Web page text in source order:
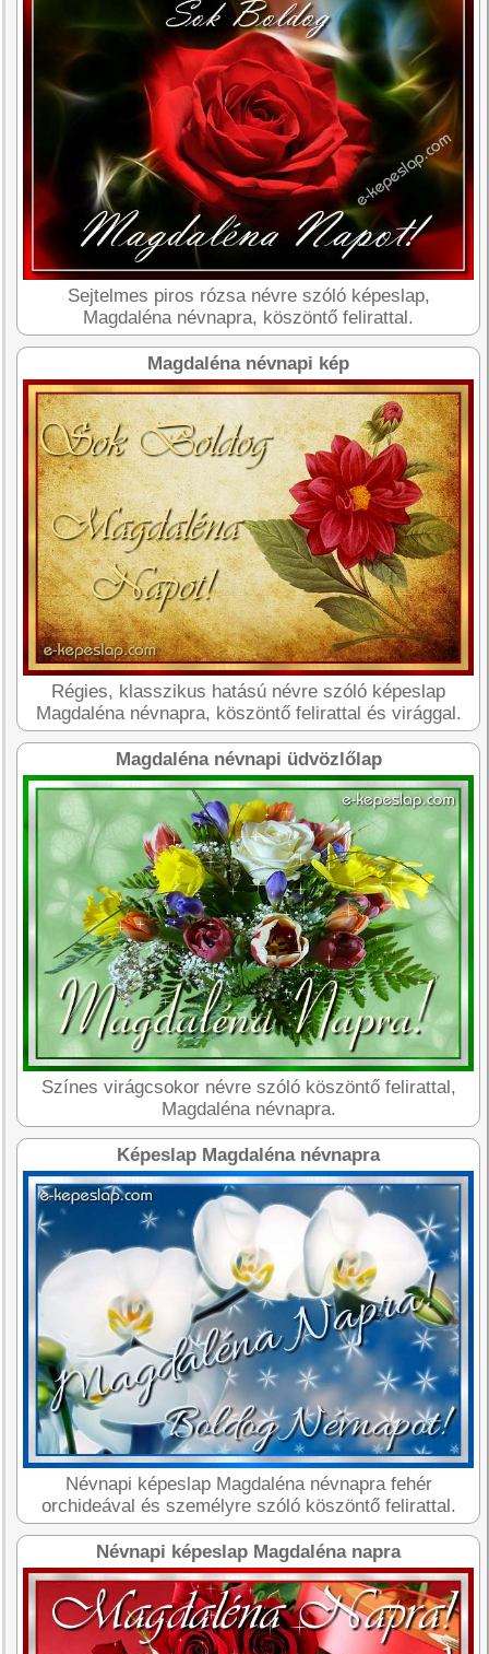
Sejtelmes piros rózsa névre szóló képeslap,
Magdaléna névnapra, köszöntő felirattal.
Magdaléna névnapi kép
Régies, klasszikus hatású névre szóló képeslap
Magdaléna névnapra, köszöntő felirattal és virággal.
Magdaléna névnapi üdvözlőlap
Színes virágcsokor névre szóló köszöntő felirattal,
Magdaléna névnapra.
Képeslap Magdaléna névnapra
Névnapi képeslap Magdaléna névnapra fehér
orchideával és személyre szóló köszöntő felirattal.
Névnapi képeslap Magdaléna napra